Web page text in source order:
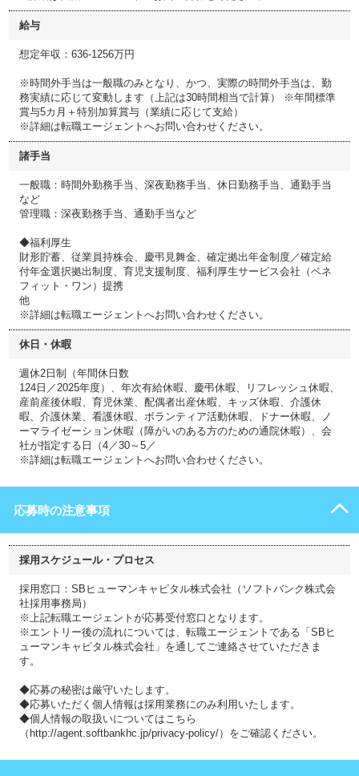
給与
想定年収：636-1256万円
※時間外手当は一般職のみとなり、かつ、実際の時間外手当は、勤
務実績に応じて変動します（上記は30時間相当で計算） ※年間標準
賞与5カ月＋特別加算賞与（業績に応じて支給）
※詳細は転職エージェントへお問い合わせください。
諸手当
一般職：時間外勤務手当、深夜勤務手当、休日勤務手当、通勤手当
など
管理職：深夜勤務手当、通勤手当など
◆福利厚生
財形貯蓄、従業員持株会、慶弔見舞金、確定拠出年金制度／確定給
付年金選択拠出制度、育児支援制度、福利厚生サービス会社（ベネ
フィット・ワン）提携
他
※詳細は転職エージェントへお問い合わせください。
休日・休暇
週休2日制（年間休日数
124日／2025年度）、年次有給休暇、慶弔休暇、リフレッシュ休暇、
産前産後休暇、育児休業、配偶者出産休暇、キッズ休暇、介護休
暇、介護休業、看護休暇、ボランティア活動休暇、ドナー休暇、ノ
ーマライゼーション休暇（障がいのある方のための通院休暇）、会
社が指定する日（4／30～5／
※詳細は転職エージェントへお問い合わせください。
応募時の注意事項
採用スケジュール・プロセス
採用窓口：SBヒューマンキャピタル株式会社（ソフトバンク株式会
社採用事務局）
※上記転職エージェントが応募受付窓口となります。
※エントリー後の流れについては、転職エージェントである「SBヒ
ューマンキャピタル株式会社」を通してご連絡させていただきま
す。
◆応募の秘密は厳守いたします。
◆応募いただく個人情報は採用業務にのみ利用いたします。
◆個人情報の取扱いについてはこちら
（http://agent.softbankhc.jp/privacy-policy/）をご確認ください。